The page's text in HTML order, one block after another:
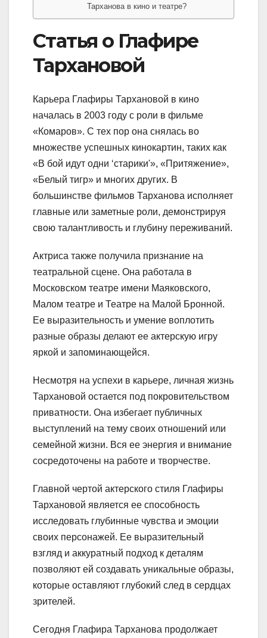
Тарханова в кино и театре?
Статья о Глафире
Тархановой
Карьера Глафиры Тархановой в кино
началась в 2003 году с роли в фильме
«Комаров». С тех пор она снялась во
множестве успешных кинокартин, таких как
«В бой идут одни ‘старики'», «Притяжение»,
«Белый тигр» и многих других. В
большинстве фильмов Тарханова исполняет
главные или заметные роли, демонстрируя
свою талантливость и глубину переживаний.
Актриса также получила признание на
театральной сцене. Она работала в
Московском театре имени Маяковского,
Малом театре и Театре на Малой Бронной.
Ее выразительность и умение воплотить
разные образы делают ее актерскую игру
яркой и запоминающейся.
Несмотря на успехи в карьере, личная жизнь
Тархановой остается под покровительством
приватности. Она избегает публичных
выступлений на тему своих отношений или
семейной жизни. Вся ее энергия и внимание
сосредоточены на работе и творчестве.
Главной чертой актерского стиля Глафиры
Тархановой является ее способность
исследовать глубинные чувства и эмоции
своих персонажей. Ее выразительный
взгляд и аккуратный подход к деталям
позволяют ей создавать уникальные образы,
которые оставляют глубокий след в сердцах
зрителей.
Сегодня Глафира Тарханова продолжает